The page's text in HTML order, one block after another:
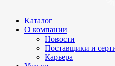
Каталог
О компании
Новости
Поставщики и
Карьера